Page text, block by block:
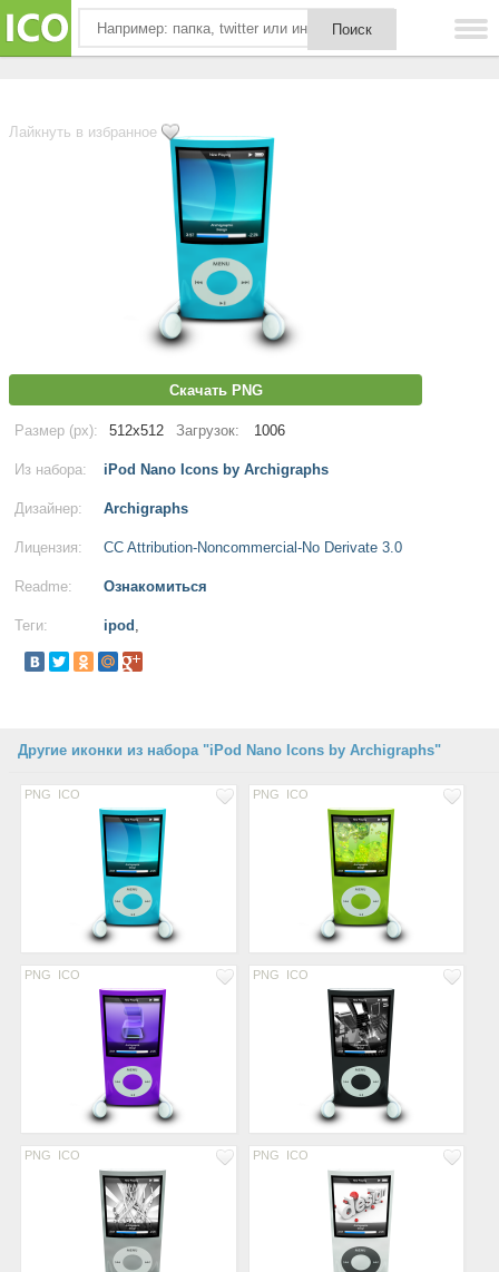
Лайкнуть в избранное
Скачать PNG
Размер (px): 512x512 Загрузок: 1006
Из набора: iPod Nano Icons by Archigraphs
Дизайнер: Archigraphs
Лицензия: CC Attribution-Noncommercial-No Derivate 3.0
Readme: Ознакомиться
Теги: ipod ,
Другие иконки из набора "iPod Nano Icons by Archigraphs"
PNG ICO PNG ICO
PNG ICO PNG ICO
PNG ICO PNG ICO